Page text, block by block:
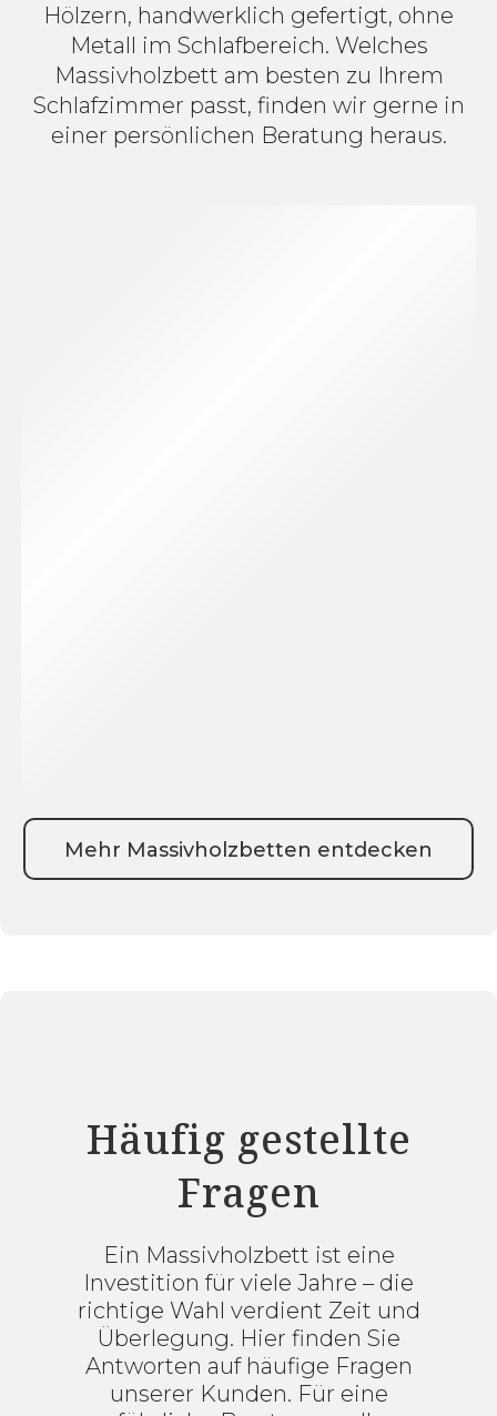
Hölzern, handwerklich gefertigt, ohne
Metall im Schlafbereich. Welches
Massivholzbett am besten zu Ihrem
Schlafzimmer passt, finden wir gerne in
einer persönlichen Beratung heraus.
Bettgestell Holzmanufaktur Step-X
Mehr Massivholzbetten entdecken
Häufig gestellte
Fragen
Ein Massivholzbett ist eine
Investition für viele Jahre – die
richtige Wahl verdient Zeit und
Überlegung. Hier finden Sie
Antworten auf häufige Fragen
unserer Kunden. Für eine